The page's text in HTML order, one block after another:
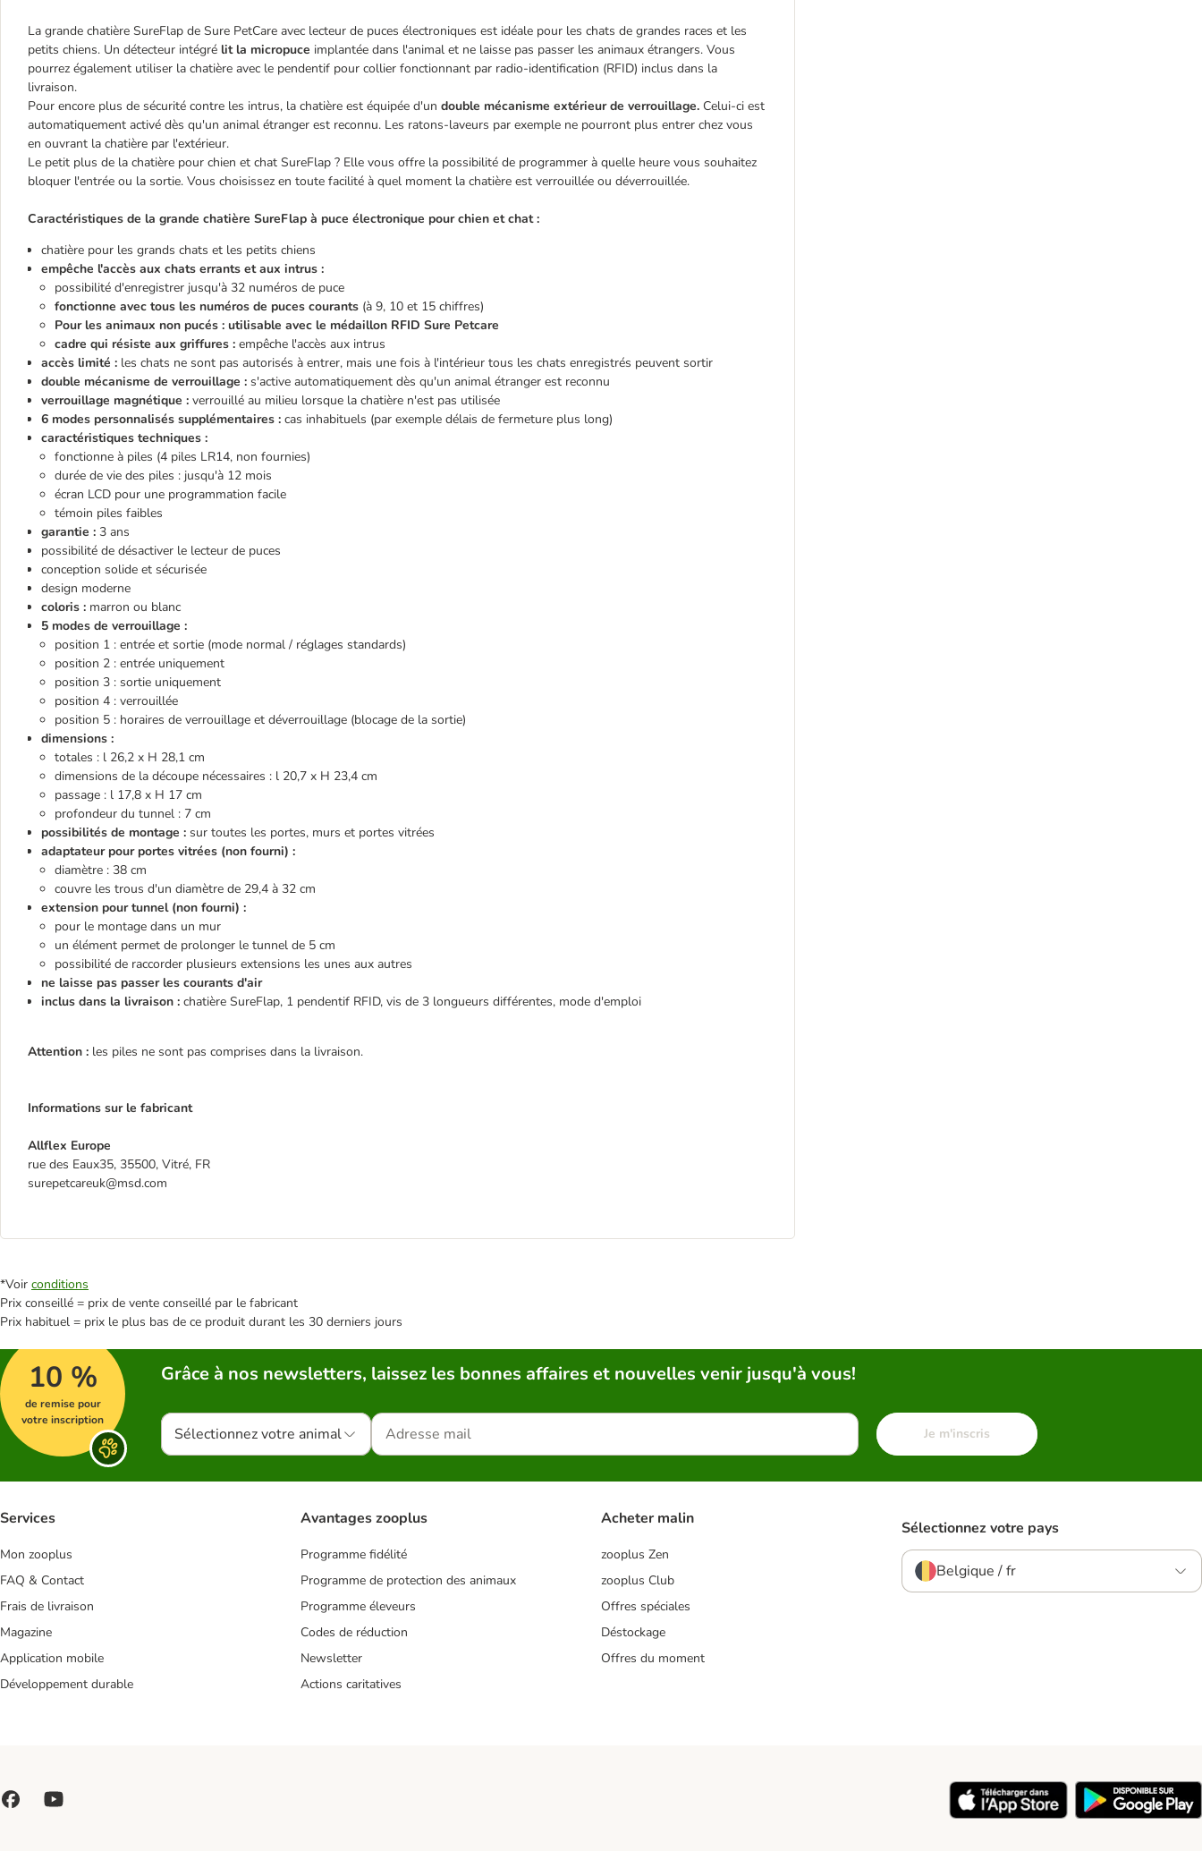
La grande chatière SureFlap de Sure PetCare avec lecteur de puces électroniques est idéale pour les chats de grandes races et les
petits chiens. Un détecteur intégré lit la micropuce implantée dans l'animal et ne laisse pas passer les animaux étrangers. Vous
pourrez également utiliser la chatière avec le pendentif pour collier fonctionnant par radio-identification (RFID) inclus dans la
livraison.
Pour encore plus de sécurité contre les intrus, la chatière est équipée d'un double mécanisme extérieur de verrouillage. Celui-ci est
automatiquement activé dès qu'un animal étranger est reconnu. Les ratons-laveurs par exemple ne pourront plus entrer chez vous
en ouvrant la chatière par l'extérieur.
Le petit plus de la chatière pour chien et chat SureFlap ? Elle vous offre la possibilité de programmer à quelle heure vous souhaitez
bloquer l'entrée ou la sortie. Vous choisissez en toute facilité à quel moment la chatière est verrouillée ou déverrouillée.
Caractéristiques de la grande chatière SureFlap à puce électronique pour chien et chat :
chatière pour les grands chats et les petits chiens
empêche l'accès aux chats errants et aux intrus :
possibilité d'enregistrer jusqu'à 32 numéros de puce
fonctionne avec tous les numéros de puces courants (à 9, 10 et 15 chiffres)
Pour les animaux non pucés : utilisable avec le médaillon RFID Sure Petcare
cadre qui résiste aux griffures : empêche l'accès aux intrus
accès limité : les chats ne sont pas autorisés à entrer, mais une fois à l'intérieur tous les chats enregistrés peuvent sortir
double mécanisme de verrouillage : s'active automatiquement dès qu'un animal étranger est reconnu
verrouillage magnétique : verrouillé au milieu lorsque la chatière n'est pas utilisée
6 modes personnalisés supplémentaires : cas inhabituels (par exemple délais de fermeture plus long)
caractéristiques techniques :
fonctionne à piles (4 piles LR14, non fournies)
durée de vie des piles : jusqu'à 12 mois
écran LCD pour une programmation facile
témoin piles faibles
garantie : 3 ans
possibilité de désactiver le lecteur de puces
conception solide et sécurisée
design moderne
coloris : marron ou blanc
5 modes de verrouillage :
position 1 : entrée et sortie (mode normal / réglages standards)
position 2 : entrée uniquement
position 3 : sortie uniquement
position 4 : verrouillée
position 5 : horaires de verrouillage et déverrouillage (blocage de la sortie)
dimensions :
totales : l 26,2 x H 28,1 cm
dimensions de la découpe nécessaires : l 20,7 x H 23,4 cm
passage : l 17,8 x H 17 cm
profondeur du tunnel : 7 cm
possibilités de montage : sur toutes les portes, murs et portes vitrées
adaptateur pour portes vitrées (non fourni) :
diamètre : 38 cm
couvre les trous d'un diamètre de 29,4 à 32 cm
extension pour tunnel (non fourni) :
pour le montage dans un mur
un élément permet de prolonger le tunnel de 5 cm
possibilité de raccorder plusieurs extensions les unes aux autres
ne laisse pas passer les courants d'air
inclus dans la livraison : chatière SureFlap, 1 pendentif RFID, vis de 3 longueurs différentes, mode d'emploi
Attention : les piles ne sont pas comprises dans la livraison.
Informations sur le fabricant
Allflex Europe
rue des Eaux35, 35500, Vitré, FR
surepetcareuk@msd.com
*Voir conditions
Prix conseillé = prix de vente conseillé par le fabricant
Prix habituel = prix le plus bas de ce produit durant les 30 derniers jours
10 %
de remise pour
votre inscription
Grâce à nos newsletters, laissez les bonnes affaires et nouvelles venir jusqu'à vous!
Sélectionnez votre animal Je m'inscris
Services
Mon zooplus
FAQ & Contact
Frais de livraison
Magazine
Application mobile
Développement durable
Avantages zooplus
Programme fidélité
Programme de protection des animaux
Programme éleveurs
Codes de réduction
Newsletter
Actions caritatives
Acheter malin
zooplus Zen
zooplus Club
Offres spéciales
Déstockage
Offres du moment
Sélectionnez votre pays
Belgique / fr